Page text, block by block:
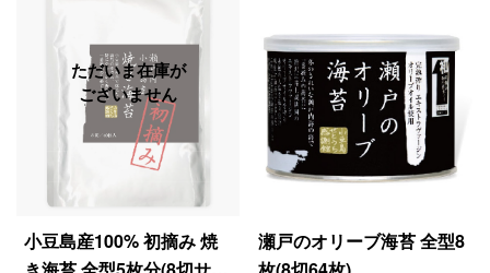
小豆島産100% 初摘み 焼
瀬戸のオリーブ海苔 全型8